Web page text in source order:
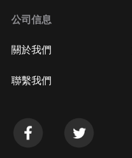
公司信息
關於我們
聯繫我們